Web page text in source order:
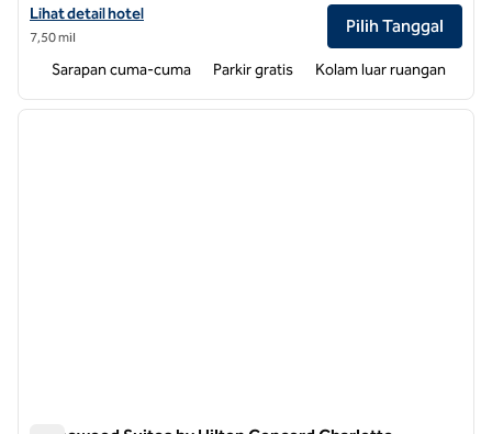
Lihat detail hotel untuk Tru by Hilton Concord Charlotte
Lihat detail hotel
7,50 mil
Pilih Tanggal
Sarapan cuma-cuma Parkir gratis Kolam luar ruangan
1 dari 12